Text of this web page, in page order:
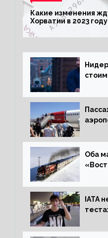
Какие изменения
Хорватии в 2023
Оба
IATA